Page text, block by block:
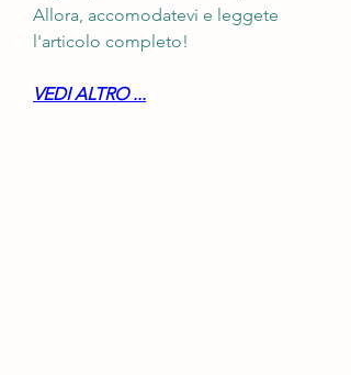
Allora, accomodatevi e leggete
l'articolo completo!
VEDI ALTRO ...